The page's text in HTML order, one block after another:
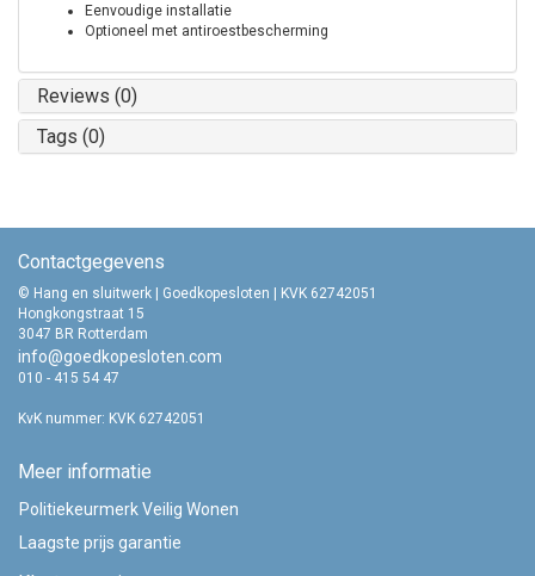
Eenvoudige installatie
Optioneel met antiroestbescherming
Reviews (0)
Tags (0)
Contactgegevens
© Hang en sluitwerk | Goedkopesloten | KVK 62742051
Hongkongstraat 15
3047 BR Rotterdam
info@goedkopesloten.com
010 - 415 54 47
KvK nummer: KVK 62742051
Meer informatie
Politiekeurmerk Veilig Wonen
Laagste prijs garantie